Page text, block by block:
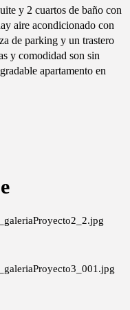
y 2 cuartos de baño con
aire acondicionado con
de parking y un trastero
y comodidad son sin
apartamento en